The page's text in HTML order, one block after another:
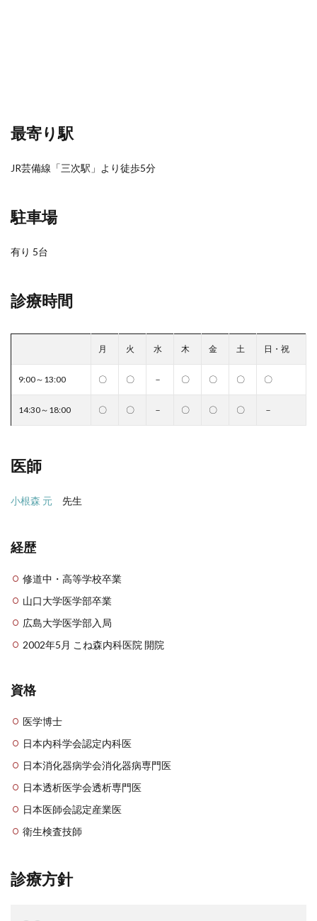
最寄り駅
JR芸備線「三次駅」より徒歩5分
駐車場
有り 5台
診療時間
月 火 水 木 金 土 日・祝
9:00～13:00 〇 〇 － 〇 〇 〇 〇
14:30～18:00 〇 〇 － 〇 〇 〇 －
医師
小根森 元 先生
経歴
修道中・高等学校卒業
山口大学医学部卒業
広島大学医学部入局
2002年5月 こね森内科医院 開院
資格
医学博士
日本内科学会認定内科医
日本消化器病学会消化器病専門医
日本透析医学会透析専門医
日本医師会認定産業医
衛生検査技師
診療方針